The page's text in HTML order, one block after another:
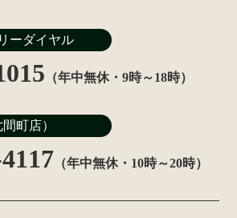
ーダイヤル
（年中無休・9時～18時）
町店）
（年中無休・10時～20時）